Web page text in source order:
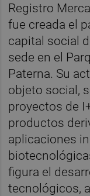
Registro
fue creada el
capital social
sede en el
Paterna. Su
objeto social,
proyectos de
productos
aplicaciones
figura el
tecnológicos,